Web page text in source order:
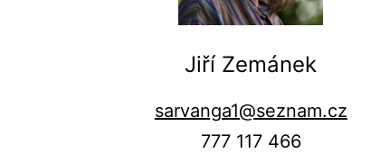
Jiří Zemánek
sarvanga1@seznam.cz
777 117 466